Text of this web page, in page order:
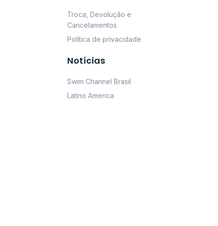
Troca, Devolução e
Cancelamentos
Política de privacidade
Notícias
Swim Channel Brasil
Latino America